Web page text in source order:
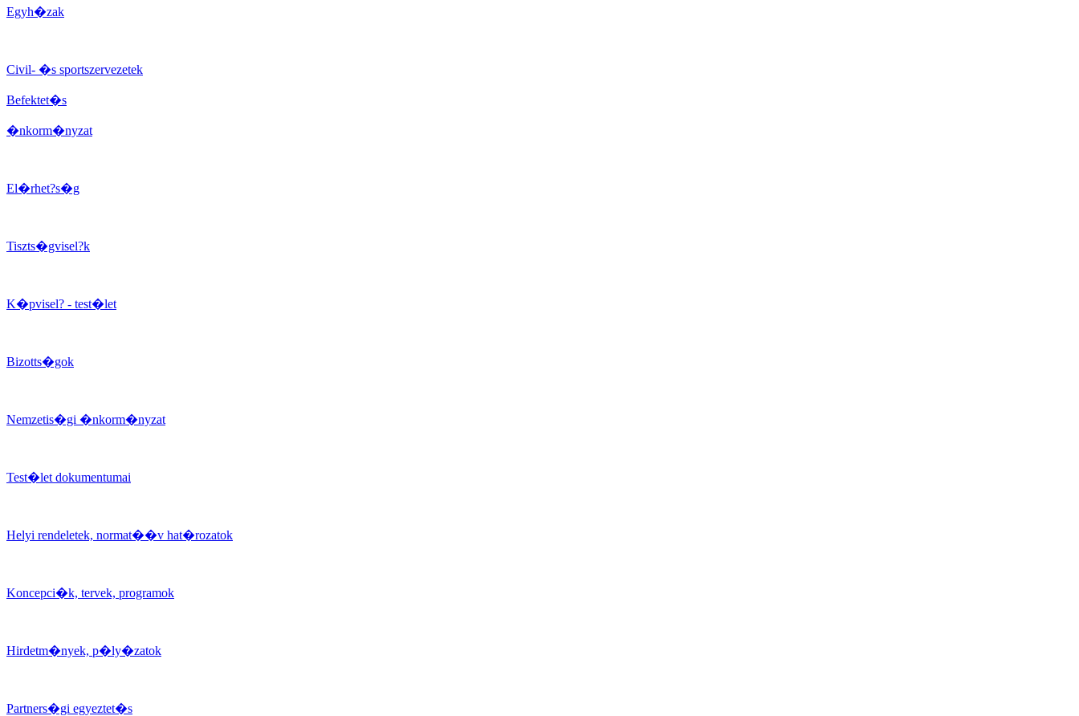
Egyh�zak
Civil- �s sportszervezetek
Befektet�s
�nkorm�nyzat
El�rhet?s�g
Tiszts�gvisel?k
K�pvisel? - test�let
Bizotts�gok
Nemzetis�gi �nkorm�nyzat
Test�let dokumentumai
Helyi rendeletek, normat��v hat�rozatok
Koncepci�k, tervek, programok
Hirdetm�nyek, p�ly�zatok
Partners�gi egyeztet�s